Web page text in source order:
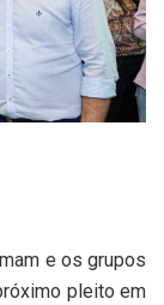
e os grupos
pleito em